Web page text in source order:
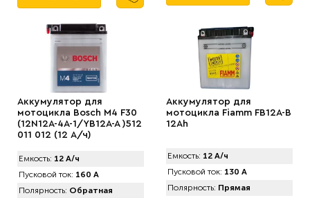
Аккумулятор для
мотоцикла Bosch M4 F30
(12N12A-4A-1/YB12A-A )512
011 012 (12 А/ч)
Емкость: 12 А/ч
Пусковой ток: 160 А
Полярность: Обратная
Аккумулятор для
мотоцикла Fiamm FB12A-B
12Ah
Емкость: 12 А/ч
Пусковой ток: 130 А
Полярность: Прямая